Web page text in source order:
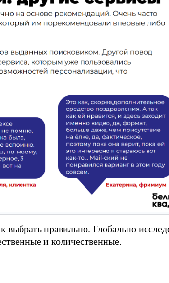
выбрать правильно. Глобально
и количественные.